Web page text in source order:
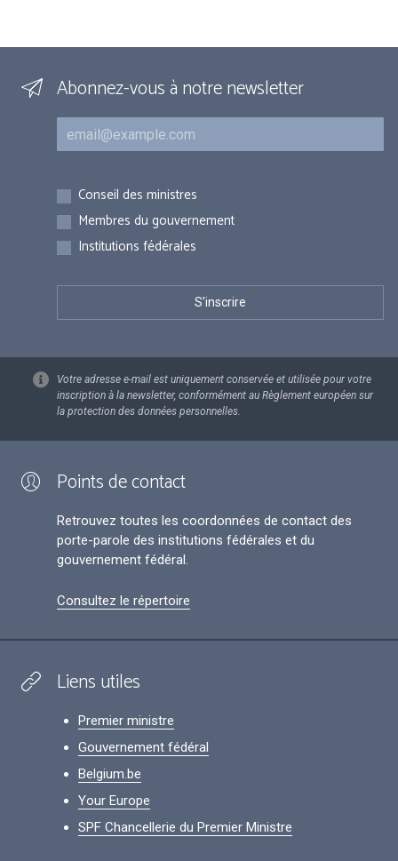
Abonnez-vous à notre newsletter
Courriel
Inscriptions
Conseil des ministres
Membres du gouvernement
Institutions fédérales
Votre adresse e-mail est uniquement conservée et utilisée pour votre
inscription à la newsletter, conformément au Règlement européen sur
la protection des données personnelles.
Points de contact
Retrouvez toutes les coordonnées de contact des
porte-parole des institutions fédérales et du
gouvernement fédéral.
Consultez le répertoire
Liens utiles
Premier ministre
Gouvernement fédéral
Belgium.be
Your Europe
SPF Chancellerie du Premier Ministre